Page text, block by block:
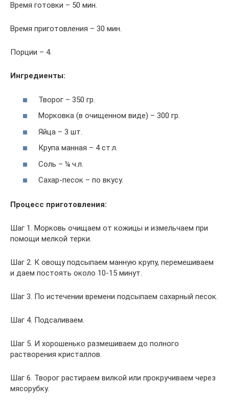
Время готовки – 50 мин.
Время приготовления – 30 мин.
Порции – 4.
Ингредиенты:
Творог – 350 гр.
Морковка (в очищенном виде) – 300 гр.
Яйца – 3 шт.
Крупа манная – 4 ст.л.
Соль – ¼ ч.л.
Сахар-песок – по вкусу.
Процесс приготовления:
Шаг 1. Морковь очищаем от кожицы и измельчаем при
помощи мелкой терки.
Шаг 2. К овощу подсыпаем манную крупу, перемешиваем
и даем постоять около 10-15 минут.
Шаг 3. По истечении времени подсыпаем сахарный песок.
Шаг 4. Подсаливаем.
Шаг 5. И хорошенько размешиваем до полного
растворения кристаллов.
Шаг 6. Творог растираем вилкой или прокручиваем через
мясорубку.